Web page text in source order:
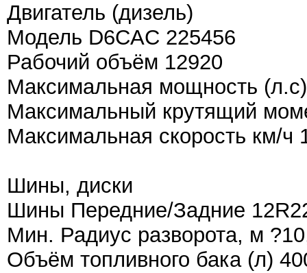
Двигатель (дизель)
Модель D6CAC 225456
Рабочий объём 12920
Максимальная мощность
Максимальный крутящий
Максимальная скорость км/ч
Шины, диски
Шины Передние/Задние
Мин. Радиус разворота, м
Объём топливного бака (л)